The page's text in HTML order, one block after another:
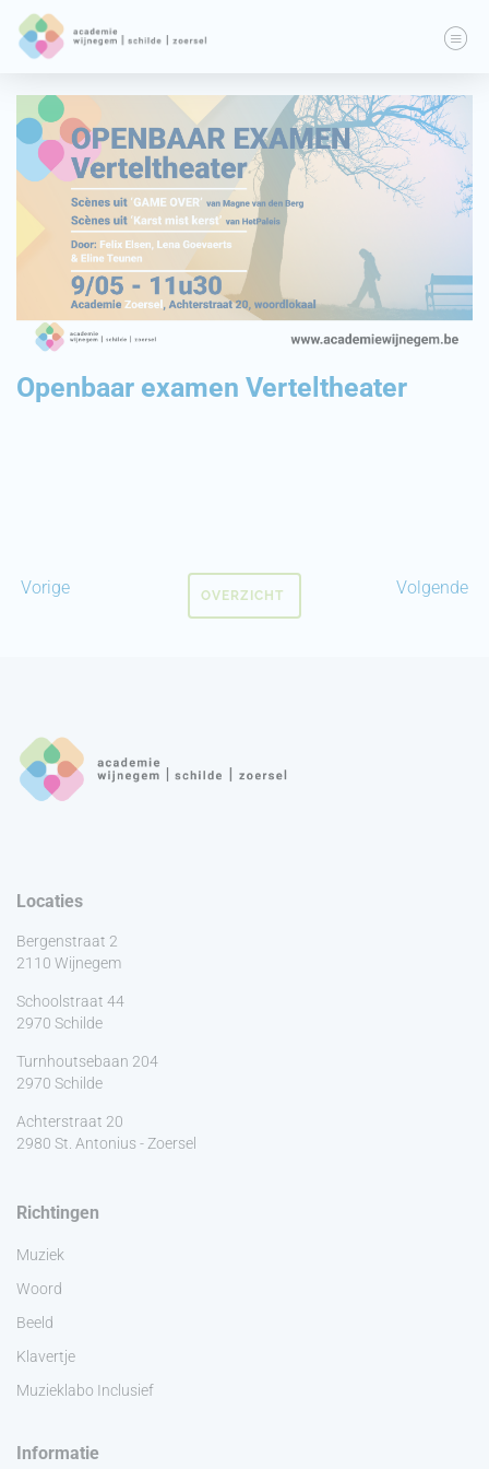
Openbaar examen Verteltheater
Vorige Volgende
OVERZICHT
Locaties
Bergenstraat 2
2110 Wijnegem
Schoolstraat 44
2970 Schilde
Turnhoutsebaan 204
2970 Schilde
Achterstraat 20
2980 St. Antonius - Zoersel
Richtingen
Muziek
Woord
Beeld
Klavertje
Muzieklabo Inclusief
Informatie